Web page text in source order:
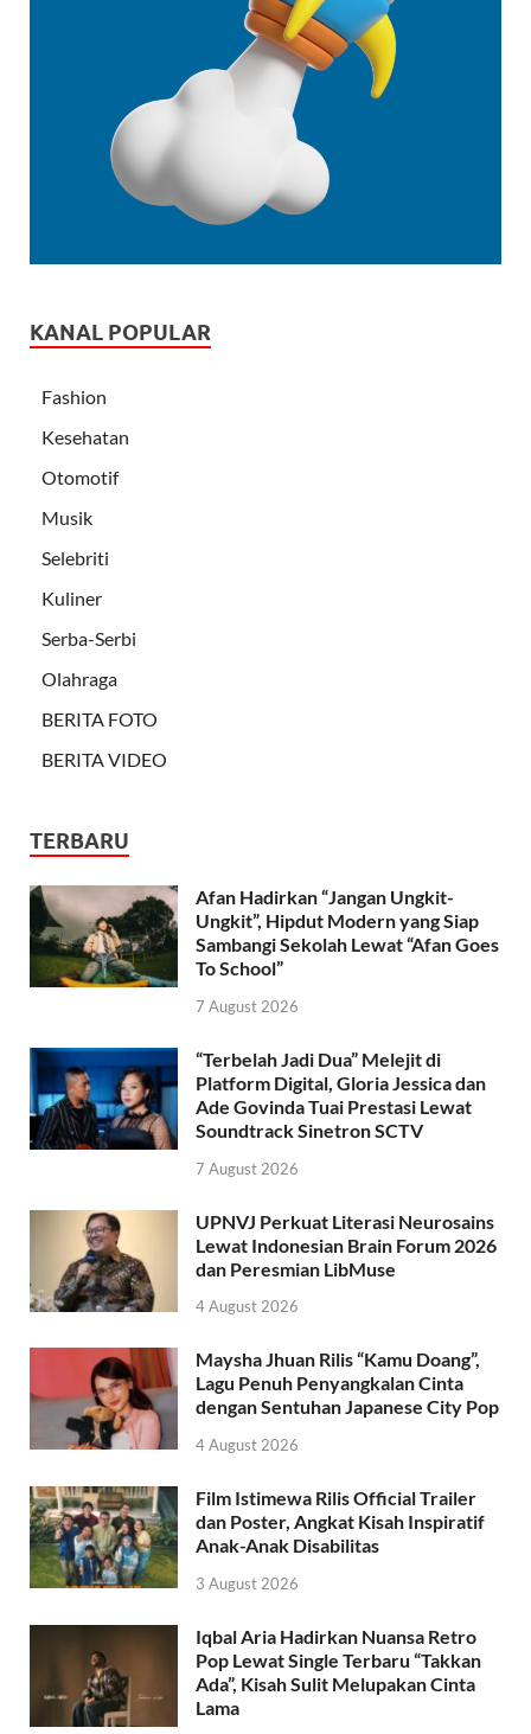
KANAL POPULAR
Fashion
Kesehatan
Otomotif
Musik
Selebriti
Kuliner
Serba-Serbi
Olahraga
BERITA FOTO
BERITA VIDEO
TERBARU
Afan Hadirkan “Jangan Ungkit-
Ungkit”, Hipdut Modern yang Siap
Sambangi Sekolah Lewat “Afan Goes
To School”
7 August 2026
“Terbelah Jadi Dua” Melejit di
Platform Digital, Gloria Jessica dan
Ade Govinda Tuai Prestasi Lewat
Soundtrack Sinetron SCTV
7 August 2026
UPNVJ Perkuat Literasi Neurosains
Lewat Indonesian Brain Forum 2026
dan Peresmian LibMuse
4 August 2026
Maysha Jhuan Rilis “Kamu Doang”,
Lagu Penuh Penyangkalan Cinta
dengan Sentuhan Japanese City Pop
4 August 2026
Film Istimewa Rilis Official Trailer
dan Poster, Angkat Kisah Inspiratif
Anak-Anak Disabilitas
3 August 2026
Iqbal Aria Hadirkan Nuansa Retro
Pop Lewat Single Terbaru “Takkan
Ada”, Kisah Sulit Melupakan Cinta
Lama